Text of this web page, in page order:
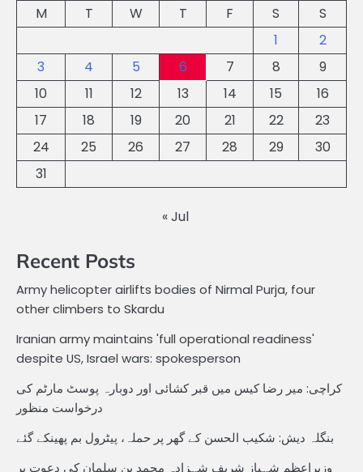
M
T W T F S
S
1
2
3
4 5 6 7 8
9
10
11 12 13 14 15
16
17
18 19 20 21 22
23
24
25 26 27 28 29
30
31
« Jul
Recent Posts
Army helicopter airlifts bodies of Nirmal Purja, four
other climbers to Skardu
Iranian army maintains 'full operational readiness'
despite US, Israel wars: spokesperson
کراچی: میر رضا کیس میں قبر کشائی اور دوبارہ پوسٹ مارٹم کی
درخواست منظور
بنگلہ دیش: شکیب الحسن کے گھر پر حملہ، پیٹرول بم پھینکے گئے
وزیراعظم شہباز شریف شہزادہ محمد بن سلمان کی دعوت پر